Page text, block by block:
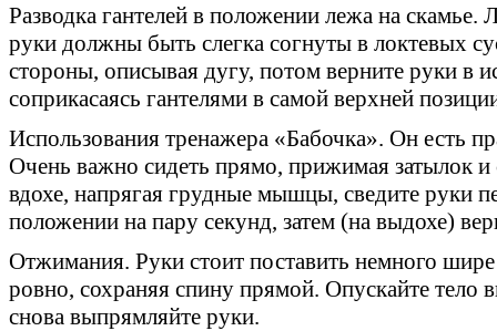
Разводка гантелей в положении лежа на скамье.
руки должны быть слегка согнуты в локтевых
стороны, описывая дугу, потом верните руки в
соприкасаясь гантелями в самой верхней
Использования тренажера «Бабочка». Он есть
Очень важно сидеть прямо, прижимая затылок и
вдохе, напрягая грудные мышцы, сведите руки
положении на пару секунд, затем (на выдохе)
Отжимания. Руки стоит поставить немного
ровно, сохраняя спину прямой. Опускайте тело
снова выпрямляйте руки.